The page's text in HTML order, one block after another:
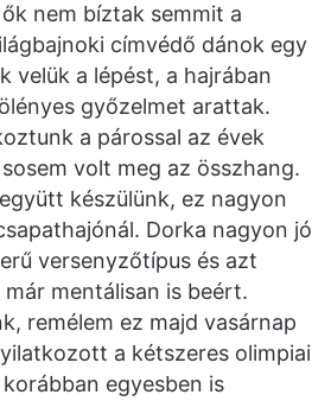
nem bíztak semmit a
címvédő dánok egy
velük a lépést, a hajrában
győzelmet arattak.
a párossal az évek
volt meg az összhang.
készülünk, ez nagyon
Dorka nagyon jó
versenyzőtípus és azt
mentálisan is beért.
remélem ez majd vasárnap
a kétszeres olimpiai
egyesben is